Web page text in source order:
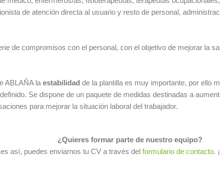
de atención directa al usuario y resto de personal,
de compromisos con el personal, con el objetivo de mejorar la
ABLAÑA laestabilidad de la plantilla es muy importante, por ello
Se dispone de un paquete de medidas destinadas a
para mejorar la situación laboral del trabajador.
¿Quieres formar parte de nuestro equipo?
así, puedes enviarnos tu CV a través del formulario de contacto.